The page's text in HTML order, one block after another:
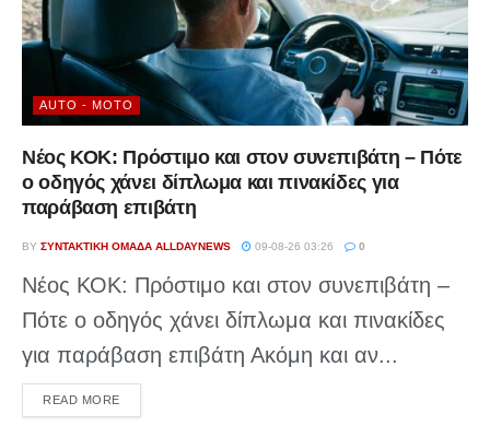
AUTO - MOTO
Νέος ΚΟΚ: Πρόστιμο και στον συνεπιβάτη – Πότε
ο οδηγός χάνει δίπλωμα και πινακίδες για
παράβαση επιβάτη
BY ΣΥΝΤΑΚΤΙΚΉ ΟΜΆΔΑ ALLDAYNEWS 09-08-26 03:26 0
Νέος ΚΟΚ: Πρόστιμο και στον συνεπιβάτη –
Πότε ο οδηγός χάνει δίπλωμα και πινακίδες
για παράβαση επιβάτη Ακόμη και αν...
READ MOREDETAILS